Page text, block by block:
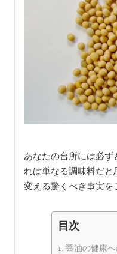
あなたの台所には必
れは単なる調味料だ
変える驚くべき事実を
目次
醤油の健康